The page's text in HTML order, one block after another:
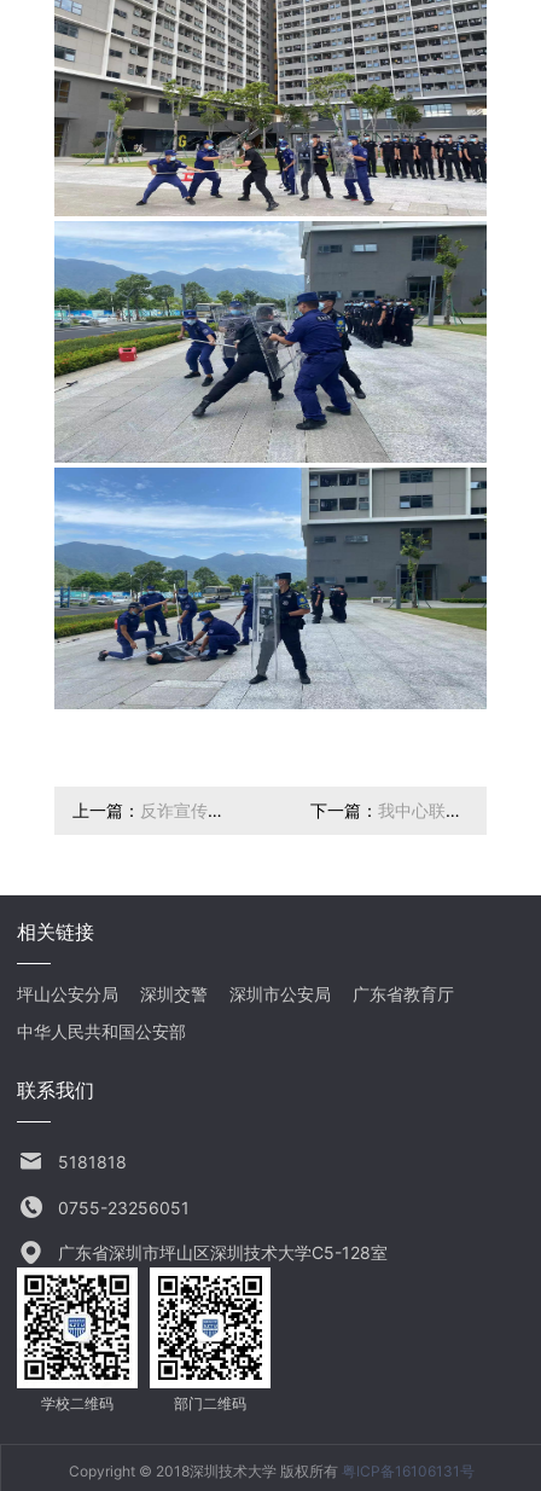
上一篇： 反诈宣传进 下一篇： 我中心联合
相关链接
坪山公安分局 深圳交警 深圳市公安局
广东省教育厅
中华人民共和国公安部
联系我们
5181818
0755-23256051
广东省深圳市坪山区深圳技术大学C5-128室
学校二维码 部门二维码
Copyright © 2018深圳技术大学 版权所有 粤ICP备16106131号